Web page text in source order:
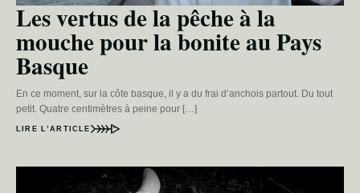
Les vertus de la pêche à la
mouche pour la bonite au Pays
Basque
En ce moment, sur la côte basque, il y a du frai d’anchois partout. Du tout
petit. Quatre centimètres à peine pour […]
LIRE L’ARTICLE